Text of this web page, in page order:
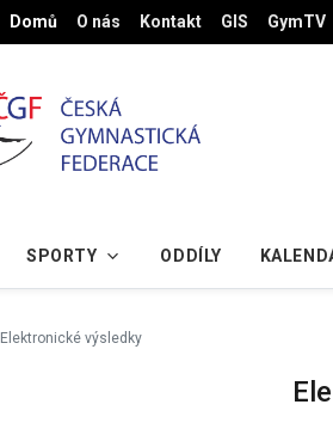
Domů O nás Kontakt GIS GymTV
SPORTY ODDÍLY
Elektronické výsledky